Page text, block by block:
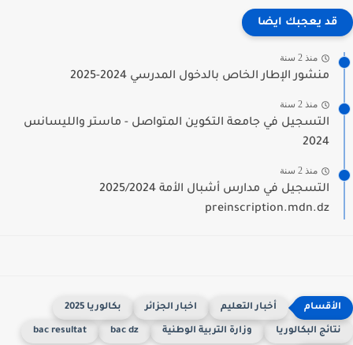
قد يعجبك ايضا
منذ 2 سنة
منشور الإطار الخاص بالدخول المدرسي 2024-2025
منذ 2 سنة
التسجيل في جامعة التكوين المتواصل - ماستر والليسانس
2024
منذ 2 سنة
التسجيل في مدارس أشبال الأمة 2025/2024
preinscription.mdn.dz
أخبار التعليم اخبار الجزائر بكالوريا 2025
البكالوريا وزارة التربية الوطنية bac dz
bac resultat